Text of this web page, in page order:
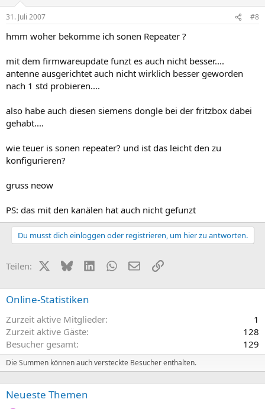
31. Juli 2007 #8
hmm woher bekomme ich sonen Repeater ?
mit dem firmwareupdate funzt es auch nicht besser....
antenne ausgerichtet auch nicht wirklich besser geworden
nach 1 std probieren....
also habe auch diesen siemens dongle bei der fritzbox dabei
gehabt....
wie teuer is sonen repeater? und ist das leicht den zu
konfigurieren?
gruss neow
PS: das mit den kanälen hat auch nicht gefunzt
Du musst dich einloggen oder registrieren, um hier zu antworten.
Teilen: X (Twitter)
BlueskyLinkedInWhatsApp
E-MailLink
Online-Statistiken
Zurzeit aktive Mitglieder
1
Zurzeit aktive Gäste
128
Besucher gesamt
129
Die Summen können auch versteckte Besucher enthalten.
Neueste Themen